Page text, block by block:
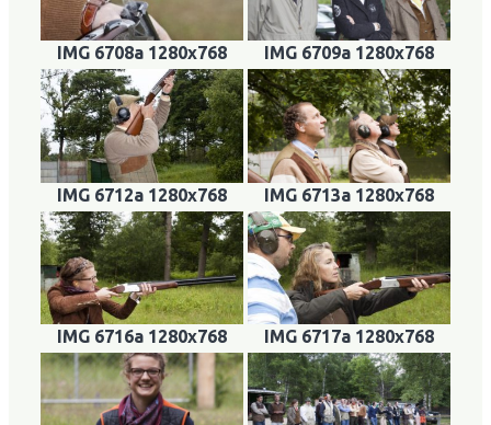
IMG 6708a 1280x768 IMG 6709a 1280x768
IMG 6712a 1280x768 IMG 6713a 1280x768
IMG 6716a 1280x768 IMG 6717a 1280x768